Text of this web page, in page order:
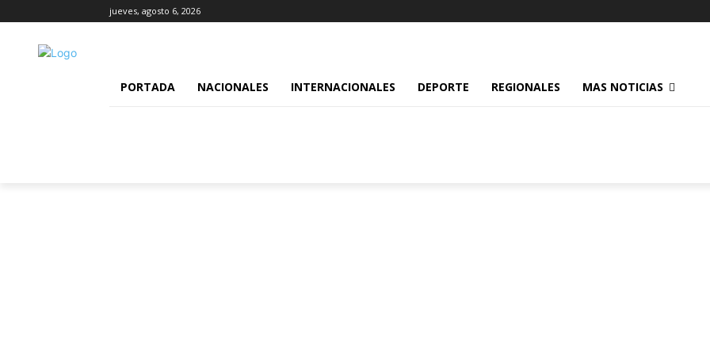
jueves, agosto 6, 2026
PORTADA NACIONALES INTERNACIONALES DEPORTE REGIONALES MAS NOTICIAS